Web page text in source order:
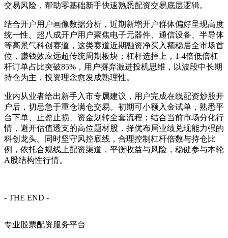
交易风险，帮助零基础新手快速熟悉配资交易底层逻辑。
结合开户用户画像数据分析，近期新增开户群体偏好呈现高度
统一性。超八成开户用户聚焦电子元器件、通信设备、半导体
等高景气科创赛道，这类赛道近期融资净买入额稳居全市场首
位，赚钱效应远超传统周期板块；杠杆选择上，1-4倍低倍杠
杆订单占比突破85%，用户摒弃激进投机思维，以波段中长期
持仓为主，投资理念愈发成熟理性。
业内从业者给出新手入市专属建议，用户完成在线配资炒股开
户后，切忌急于重仓满仓交易。初期可小额入金试单，熟悉平
台下单、止盈止损、资金划转全套流程；结合当前市场分化行
情，避开估值透支的高位题材股，择优布局业绩兑现能力强的
科创龙头。同时坚守风控底线，合理控制杠杆倍数与持仓比
例，依托合规线上配资渠道，平衡收益与风险，稳健参与本轮
A股结构性行情。
- THE END -
专业股票配资服务平台